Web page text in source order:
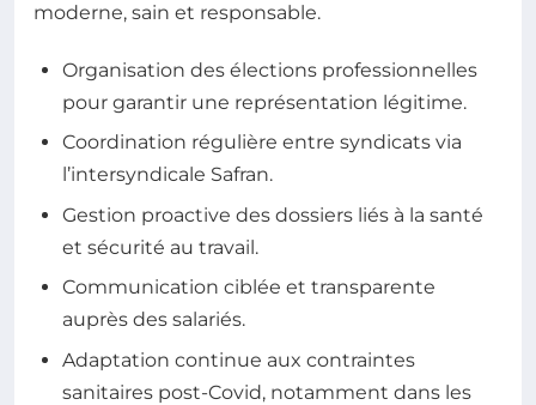
moderne, sain et responsable.
Organisation des élections professionnelles
pour garantir une représentation légitime.
Coordination régulière entre syndicats via
l’intersyndicale Safran.
Gestion proactive des dossiers liés à la santé
et sécurité au travail.
Communication ciblée et transparente
auprès des salariés.
Adaptation continue aux contraintes
sanitaires post-Covid, notamment dans les